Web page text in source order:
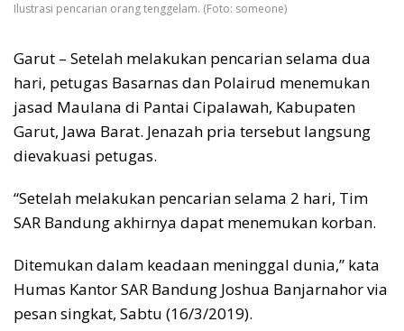
Ilustrasi pencarian orang tenggelam. (Foto: someone)
Garut – Setelah melakukan pencarian selama dua
hari, petugas Basarnas dan Polairud menemukan
jasad Maulana di Pantai Cipalawah, Kabupaten
Garut, Jawa Barat. Jenazah pria tersebut langsung
dievakuasi petugas.
“Setelah melakukan pencarian selama 2 hari, Tim
SAR Bandung akhirnya dapat menemukan korban.
Ditemukan dalam keadaan meninggal dunia,” kata
Humas Kantor SAR Bandung Joshua Banjarnahor via
pesan singkat, Sabtu (16/3/2019).